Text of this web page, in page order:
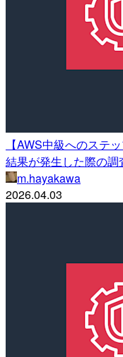
【AWS中級へのステ
結果が発生した際の調
m.hayakawa
2026.04.03